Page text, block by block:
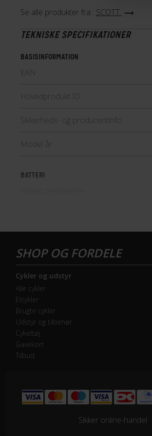
Se alle produkter fra : SCOTT
TEKNISKE SPECIFIKATIONER
BASISINFORMATION
EAN
Hovedprodukt ID
Sikkerheds- og producentinfo
Model år
BATTERI
ELCYKEL SYSTEM
Display
Walk assist
Geartype
Cykler og udstyr
Alle cykler
Elcykler
Brugte cykler
Udstyr og tilbehør
Cykeltøj
Gavekort
Tilbud
Sikker online-handel